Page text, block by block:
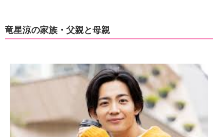
竜星涼の家族・父親と母親